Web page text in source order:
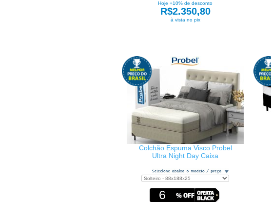
Hoje +10% de desconto
R$2.350,80
à vista no pix
Colchão Espuma Visco Probel
Ultra Night Day Caixa
6